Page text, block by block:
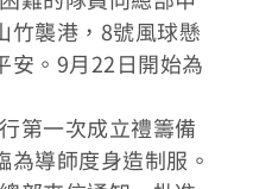
竹襲港，8號風球懸
安。9月22日開始為
第一次成立禮籌備
導師度身造制服。